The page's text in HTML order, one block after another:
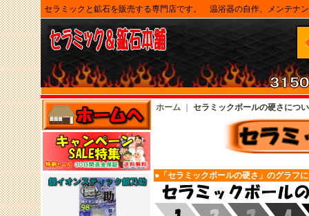
セラミックと鉱石を販売する専門店です。 温浴器の自作、メンテナ
ホーム セラミックボールの硬さにつ
●「 セラミックボールの硬さ」のグラフ